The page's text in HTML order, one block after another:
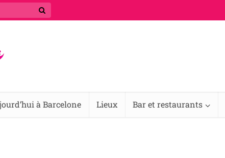
à Barcelone Lieux Bar et restaurants